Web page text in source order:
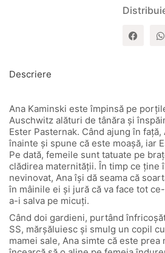
Descriere
Ana Kaminski este împinsă pe
Auschwitz alături de tânăra și
Ester Pasternak. Când ajung în față,
înainte și spune că este moașă, iar
Pe dată, femeile sunt tatuate pe
clădirea maternității. În timp ce ține
nevinovat, Ana își dă seama că
în mâinile ei și jură că va face tot
a-i salva pe micuți.
Când doi gardieni, purtând
SS, mărșăluiesc și smulg un copil
mamei sale, Ana simte că este prea